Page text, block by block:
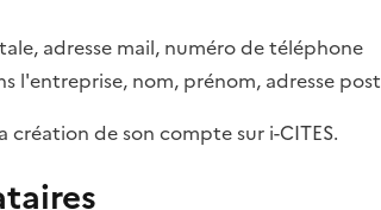
adresse mail, numéro de téléphone
l'entreprise, nom, prénom, adresse
de son compte sur i-CITES.